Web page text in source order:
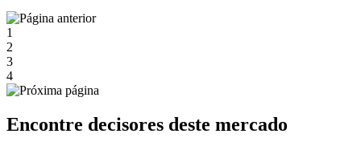
1
2
3
4
Encontre decisores deste mercado